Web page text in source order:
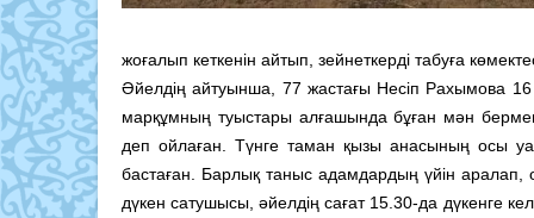
жоғалып кеткенін айтып, зейнеткерді табуға
Әйелдің айтуынша, 77 жастағы Несіп Рахымова 16
марқұмның туыстары алғашында бұған мән
деп ойлаған. Түнге таман қызы анасының осы
бастаған. Барлық таныс адамдардың үйін аралап,
дүкен сатушысы, әйелдің сағат 15.30-да дүкенге